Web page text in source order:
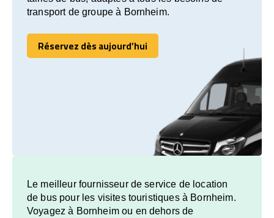
transport de groupe à Bornheim.
Réservez dès aujourd’hui
Réservez dès aujourd’hui
Le meilleur fournisseur de service de location
de bus pour les visites touristiques à Bornheim.
Voyagez à Bornheim ou en dehors de